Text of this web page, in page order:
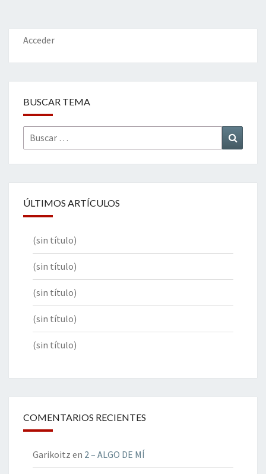
o
k
n
ar
Acceder
BUSCAR TEMA
Buscar
por:
ÚLTIMOS ARTÍCULOS
(sin título)
(sin título)
(sin título)
(sin título)
(sin título)
COMENTARIOS RECIENTES
Garikoitz en 2 – ALGO DE MÍ